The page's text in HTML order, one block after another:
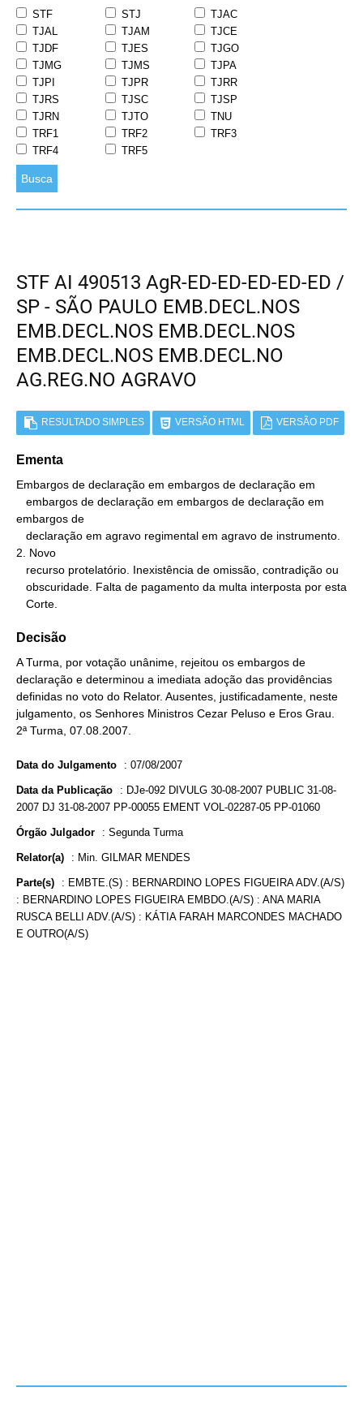
STF STJ
TJAC
TJAL
TJAM
TJCE
TJDF
TJES
TJGO
TJMG
TJMS
TJPA
TJPI
TJPR
TJRR
TJRS
TJSC
TJSP
TJRN
TJTO
TNU
TRF1
TRF2
TRF3
TRF4
TRF5
Busca
STF AI 490513 AgR-ED-ED-ED-ED-ED /
SP - SÃO PAULO EMB.DECL.NOS
EMB.DECL.NOS EMB.DECL.NOS
EMB.DECL.NOS EMB.DECL.NO
AG.REG.NO AGRAVO
RESULTADO SIMPLES VERSÃO HTML VERSÃO PDF
Ementa
Embargos de declaração em embargos de declaração em
embargos de
2. Novo
   Corte.
Decisão
A Turma, por votação unânime, rejeitou os embargos de
declaração e determinou a imediata adoção das providências
definidas no voto do Relator. Ausentes, justificadamente, neste
julgamento, os Senhores Ministros Cezar Peluso e Eros Grau.
2ª Turma, 07.08.2007.
Data do Julgamento : 07/08/2007
Data da Publicação : DJe-092 DIVULG 30-08-2007 PUBLIC 31-08-
2007 DJ 31-08-2007 PP-00055 EMENT VOL-02287-05 PP-01060
Órgão Julgador : Segunda Turma
Relator(a) : Min. GILMAR MENDES
Parte(s) : EMBTE.(S) : BERNARDINO LOPES FIGUEIRA ADV.(A/S)
: BERNARDINO LOPES FIGUEIRA EMBDO.(A/S) : ANA MARIA
RUSCA BELLI ADV.(A/S) : KÁTIA FARAH MARCONDES MACHADO
E OUTRO(A/S)